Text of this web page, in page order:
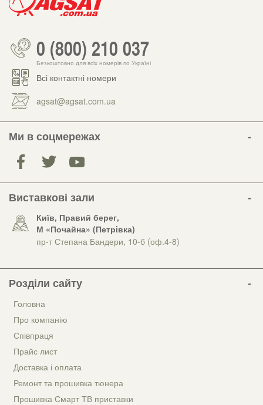
0 (800) 210 037
Безкоштовно для всіх номерів по Україні
Всі контактні номери
agsat@agsat.com.ua
Ми в соцмережах
Виставкові зали
Київ, Правий берег,
М «Почайна» (Петрiвка)
пр-т Степана Бандери, 10-б (оф.4-8)
Розділи сайту
Головна
Про компанію
Співпраця
Прайс лист
Доставка і оплата
Ремонт та прошивка тюнера
Прошивка Смарт ТВ приставки